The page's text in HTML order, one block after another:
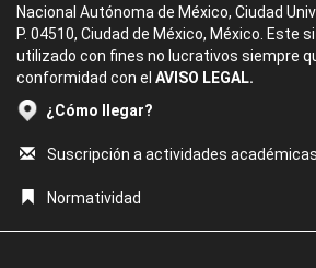
Nacional Autónoma de México, Ciudad
P. 04510, Ciudad de México, México. Este
utilizado con fines no lucrativos siempre
conformidad con el AVISO LEGAL.
¿Cómo llegar?
Suscripción a actividades académicas
Normatividad